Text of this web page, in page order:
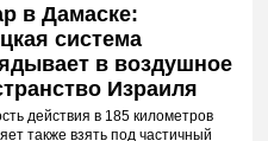
в Дамаске:
система
в воздушное
Израиля
действия в 185 километров
также взять под частичный